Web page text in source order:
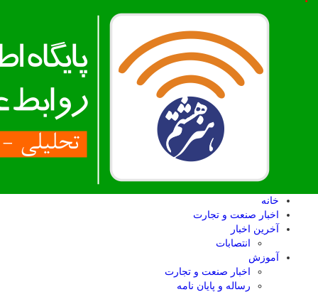
خانه
اخبار صنعت و تجارت
آخرین اخبار
انتصابات
آموزش
اخبار صنعت و تجارت
رساله و پایان نامه